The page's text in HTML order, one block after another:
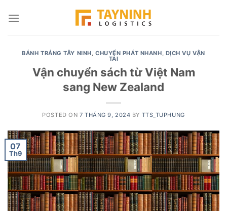
BÁNH TRÁNG TÂY NINH, CHUYỂN PHÁT NHANH, DỊCH VỤ VẬN
TẢI
Vận chuyển sách từ Việt Nam
sang New Zealand
POSTED ON 7 THÁNG 9, 2024 BY TTS_TUPHUNG
07
Th9